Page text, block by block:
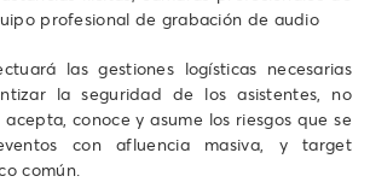
profesional de grabación de audio
las gestiones logísticas necesarias
la seguridad de los asistentes, no
conoce y asume los riesgos que se
con afluencia masiva, y target
común.